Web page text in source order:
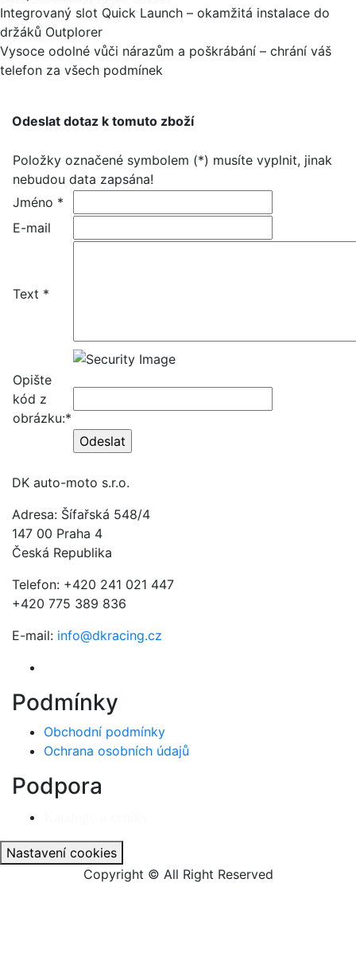
Integrovaný slot Quick Launch – okamžitá instalace do
držáků Outplorer
Vysoce odolné vůči nárazům a poškrábání – chrání váš
telefon za všech podmínek
Odeslat dotaz k tomuto zboží
Položky označené symbolem (*) musíte vyplnit, jinak
nebudou data zapsána!
Jméno *
E-mail
Text *
Opište
kód z
obrázku:*
DK auto-moto s.r.o.
Adresa: Šífařská 548/4
147 00 Praha 4
Česká Republika
Telefon: +420 241 021 447
+420 775 389 836
E-mail: info@dkracing.cz
Podmínky
Obchodní podmínky
Ochrana osobních údajů
Podpora
Nastavení cookies
Copyright © All Right Reserved